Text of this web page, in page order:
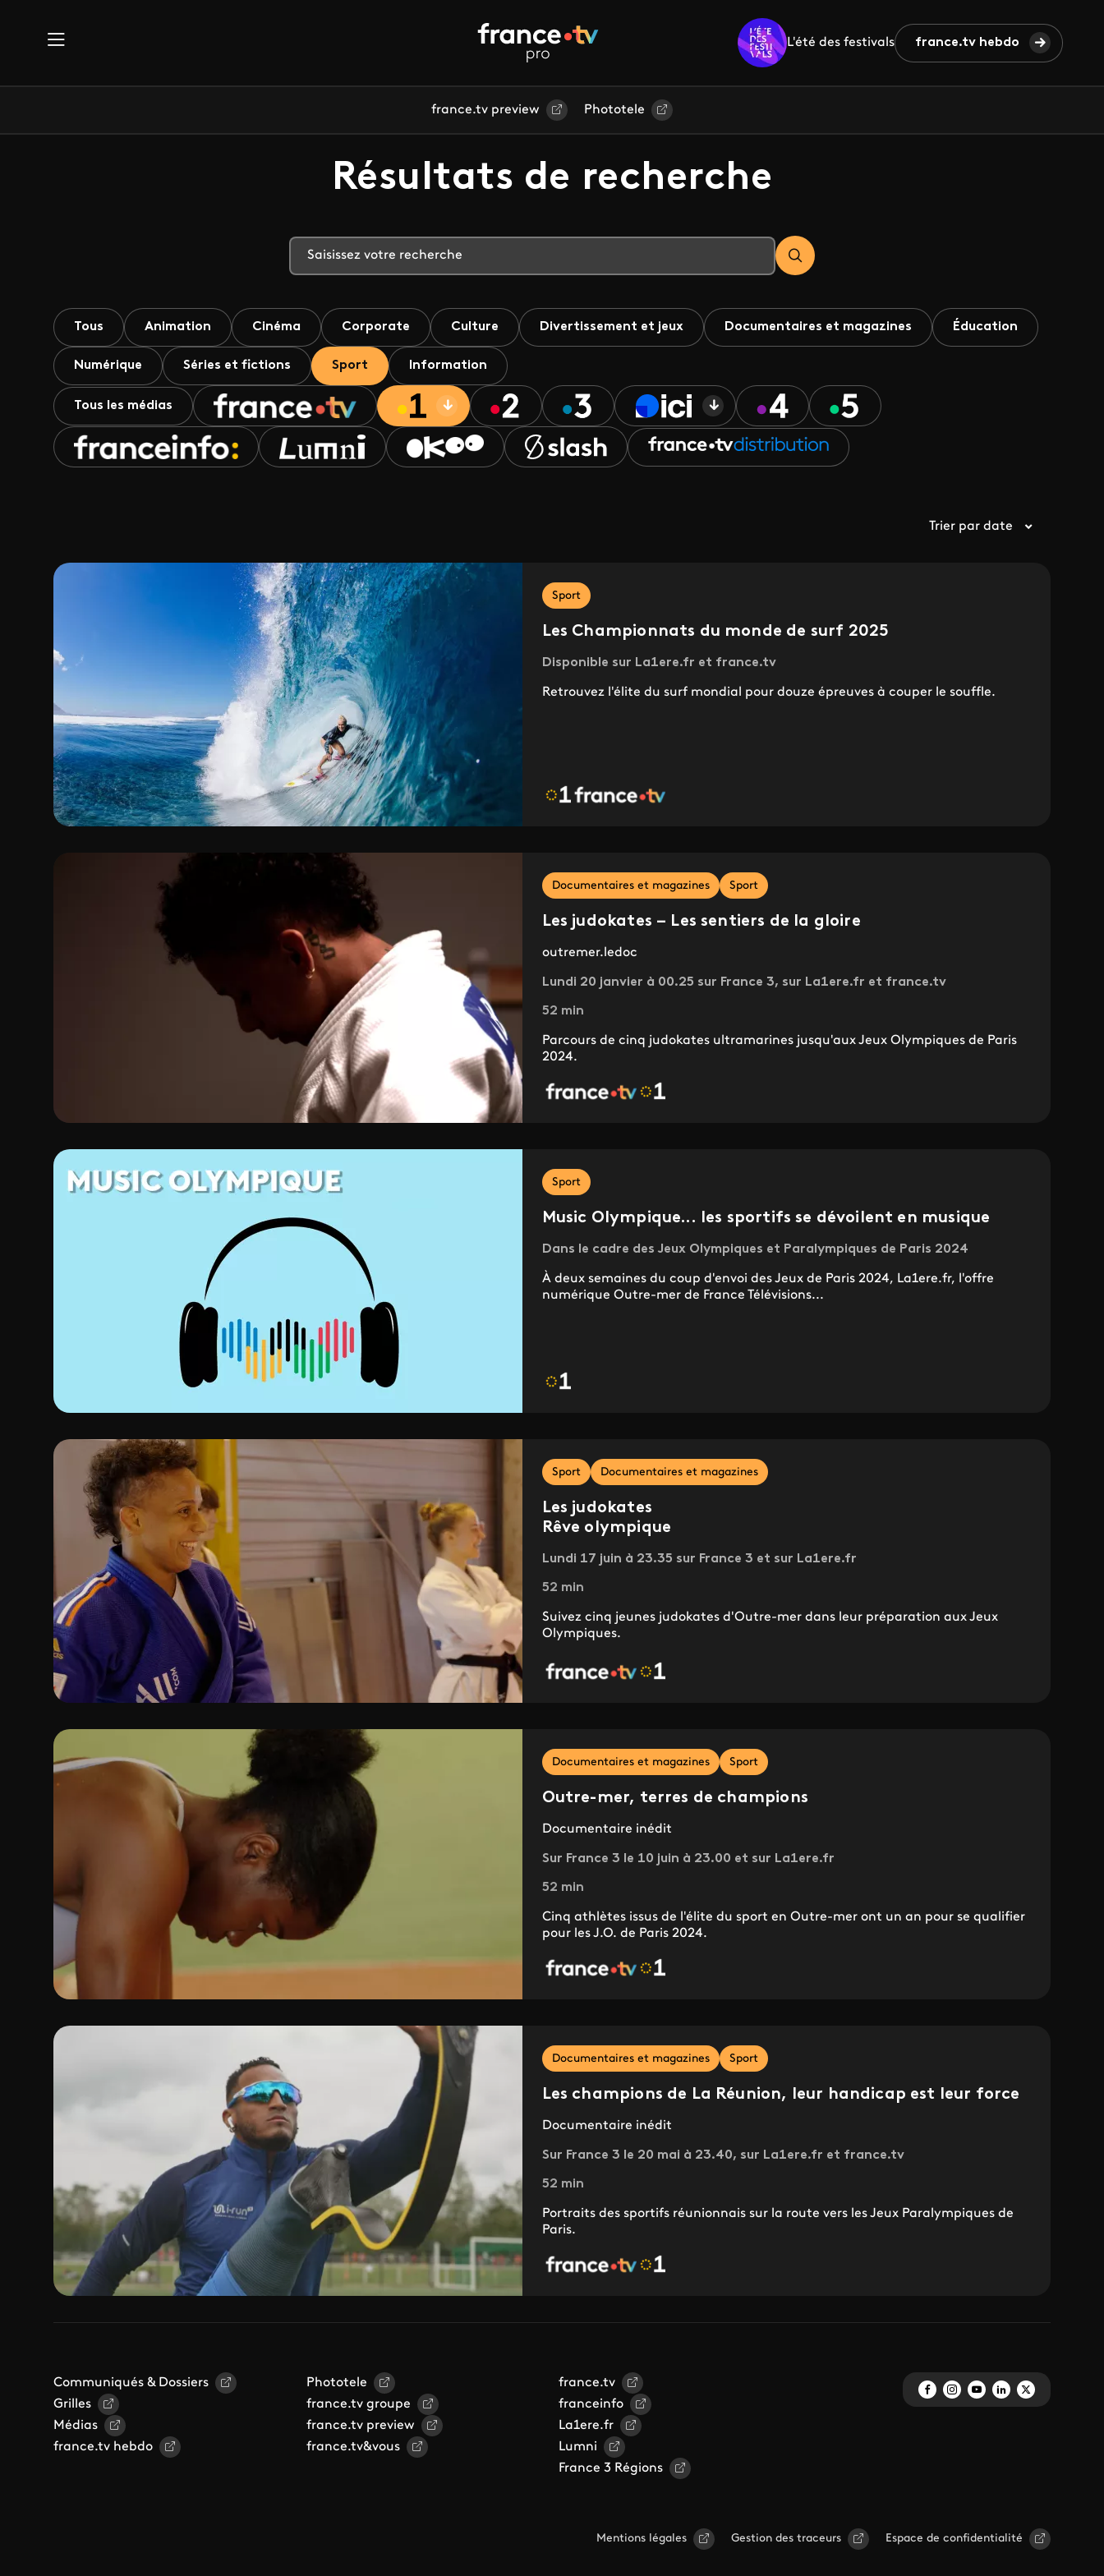
L'été des festivals france.tv hebdo
france.tv preview Phototele
Résultats de recherche
Tous Animation Cinéma Corporate Culture Divertissement et jeux Documentaires et magazines Éducation
Numérique Séries et fictions Sport Information
Tous les médias
Trier par date
Sport
Les Championnats du monde de surf 2025
Disponible sur La1ere.fr et france.tv
Retrouvez l'élite du surf mondial pour douze épreuves à couper le souffle.
Documentaires et magazines Sport
Les judokates – Les sentiers de la gloire
outremer.ledoc
Lundi 20 janvier à 00.25 sur France 3, sur La1ere.fr et france.tv
52 min
Parcours de cinq judokates ultramarines jusqu'aux Jeux Olympiques de Paris
2024.
Sport
Music Olympique... les sportifs se dévoilent en musique
Dans le cadre des Jeux Olympiques et Paralympiques de Paris 2024
À deux semaines du coup d'envoi des Jeux de Paris 2024, La1ere.fr, l'offre
numérique Outre-mer de France Télévisions...
Sport Documentaires et magazines
Les judokates
Rêve olympique
Lundi 17 juin à 23.35 sur France 3 et sur La1ere.fr
52 min
Suivez cinq jeunes judokates d'Outre-mer dans leur préparation aux Jeux
Olympiques.
Documentaires et magazines Sport
Outre-mer, terres de champions
Documentaire inédit
Sur France 3 le 10 juin à 23.00 et sur La1ere.fr
52 min
Cinq athlètes issus de l'élite du sport en Outre-mer ont un an pour se qualifier
pour les J.O. de Paris 2024.
Documentaires et magazines Sport
Les champions de La Réunion, leur handicap est leur force
Documentaire inédit
Sur France 3 le 20 mai à 23.40, sur La1ere.fr et france.tv
52 min
Portraits des sportifs réunionnais sur la route vers les Jeux Paralympiques de
Paris.
Communiqués & Dossiers
Grilles
Médias
france.tv hebdo
Phototele
france.tv groupe
france.tv preview
france.tv&vous
france.tv
franceinfo
La1ere.fr
Lumni
France 3 Régions
Mentions légales Gestion des traceurs Espace de confidentialité